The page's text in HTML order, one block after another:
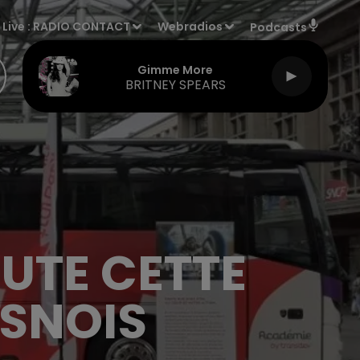
Live :RADIO CONTACT Webradios Podcasts
Gimme More
BRITNEY SPEARS
CETTE